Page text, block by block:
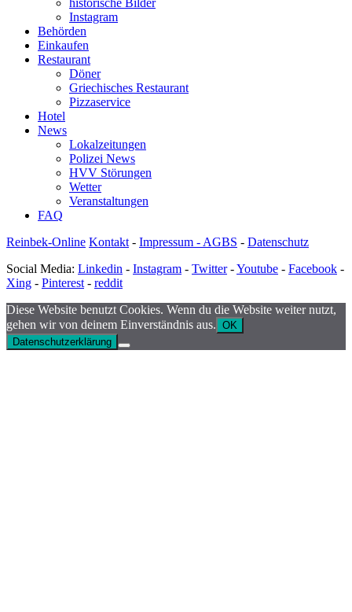
historische Bilder
Instagram
Behörden
Einkaufen
Restaurant
Döner
Griechisches Restaurant
Pizzaservice
Hotel
News
Lokalzeitungen
Polizei News
HVV Störungen
Wetter
Veranstaltungen
FAQ
Reinbek-Online Kontakt - Impressum - AGBS - Datenschutz
Social Media: Linkedin - Instagram - Twitter-Youtube - Facebook -
Xing - Pinterest - reddit
Diese Website benutzt Cookies. Wenn du die Website weiter nutzt,
gehen wir von deinem Einverständnis aus. OK
Datenschutzerklärung